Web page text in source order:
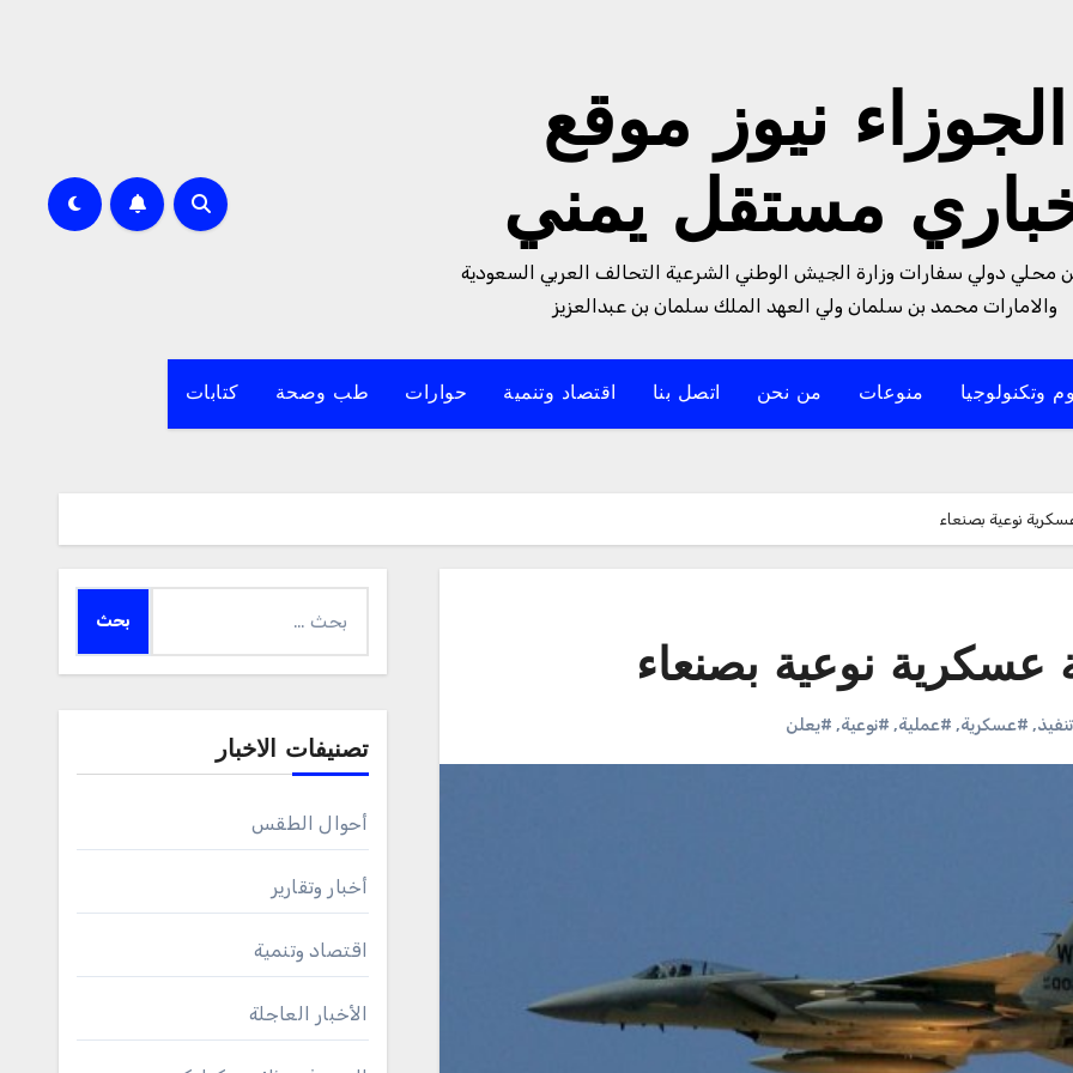
الجوزاء نيوز موقع
مستقل يمني
محلي دولي سفارات وزارة الجيش الوطني الشرعية التحالف العربي السعودية
والامارات محمد بن سلمان ولي العهد الملك سلمان بن عبدالعزيز
وتكنولوجيا منوعات من نحن اتصل بنا اقتصاد وتنمية حوارات طب وصحة كتابات
نوعية بصنعاء
عسكرية نوعية بصنعاء
, #عسكرية, #عملية, #نوعية, #يعلن
عن:
تصنيفات الاخبار
أحوال الطقس
أخبار وتقارير
اقتصاد وتنمية
الأخبار العاجلة